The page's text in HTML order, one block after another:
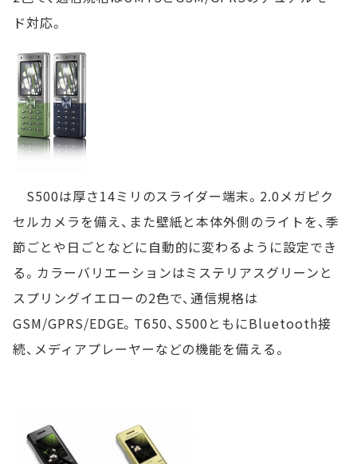
ド対応。
S500は厚さ14ミリのスライダー端末。2.0メガピク
セルカメラを備え、また壁紙と本体外側のライトを、季
節ごとや日ごとなどに自動的に変わるように設定でき
る。カラーバリエーションはミステリアスグリーンと
スプリングイエローの2色で、通信規格は
GSM/GPRS/EDGE。T650、S500ともにBluetooth接
続、メディアプレーヤーなどの機能を備える。